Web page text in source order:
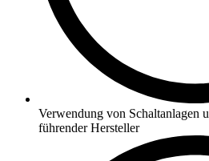
Verwendung von Schaltanlagen
führender Hersteller